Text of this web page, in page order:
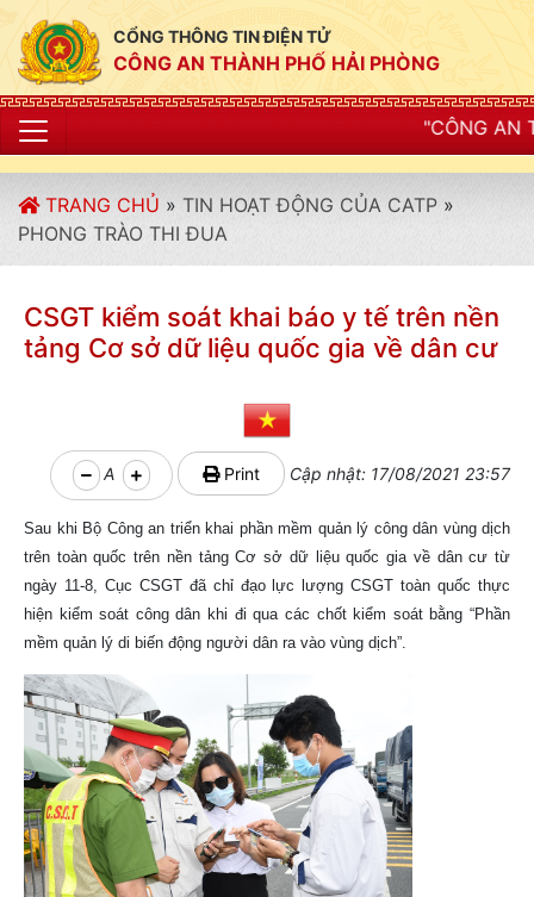
CỔNG THÔNG TIN ĐIỆN TỬ
CÔNG AN THÀNH PHỐ HẢI PHÒNG
"CÔNG AN THÀNH PHỐ
TRANG CHỦ » TIN HOẠT ĐỘNG CỦA CATP »
PHONG TRÀO THI ĐUA
CSGT kiểm soát khai báo y tế trên nền
tảng Cơ sở dữ liệu quốc gia về dân cư
A Print Cập nhật: 17/08/2021 23:57
Sau khi Bộ Công an triển khai phần mềm quản lý công dân vùng dịch
trên toàn quốc trên nền tảng Cơ sở dữ liệu quốc gia về dân cư từ
ngày 11-8, Cục CSGT đã chỉ đạo lực lượng CSGT toàn quốc thực
hiện kiểm soát công dân khi đi qua các chốt kiểm soát bằng “Phần
mềm quản lý di biến động người dân ra vào vùng dịch”.